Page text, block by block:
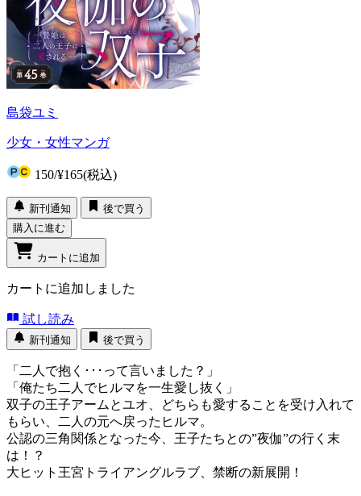
島袋ユミ
少女・女性マンガ
150/¥165(税込)
新刊通知
後で買う
購入に進む
カートに追加
カートに追加しました
試し読み
新刊通知 後で買う
「二人で抱く･･･って言いました？」
「俺たち二人でヒルマを一生愛し抜く」
双子の王子アームとユオ、どちらも愛することを受け入れて
もらい、二人の元へ戻ったヒルマ。
公認の三角関係となった今、王子たちとの”夜伽”の行く末
は！？
大ヒット王宮トライアングルラブ、禁断の新展開！